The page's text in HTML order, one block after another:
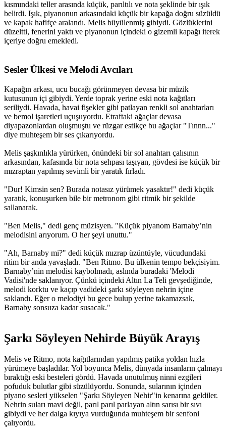
kısmındaki teller arasında küçük, parıltılı ve nota şeklinde bir ışık
belirdi. Işık, piyanonun arkasındaki küçük bir kapağa doğru süzüldü
ve kapak hafifçe aralandı. Melis büyülenmiş gibiydi. Gözlüklerini
düzeltti, fenerini yaktı ve piyanonun içindeki o gizemli kapağı iterek
içeriye doğru emekledi.
Sesler Ülkesi ve Melodi Avcıları​
Kapağın arkası, ucu bucağı görünmeyen devasa bir müzik
kutusunun içi gibiydi. Yerde toprak yerine eski nota kağıtları
seriliydi. Havada, havai fişekler gibi patlayan renkli sol anahtarları
ve bemol işaretleri uçuşuyordu. Etraftaki ağaçlar devasa
diyapazonlardan oluşmuştu ve rüzgar estikçe bu ağaçlar "Tınnn..."
diye muhteşem bir ses çıkarıyordu.
Melis şaşkınlıkla yürürken, önündeki bir sol anahtarı çalısının
arkasından, kafasında bir nota sehpası taşıyan, gövdesi ise küçük bir
mızraptan yapılmış sevimli bir yaratık fırladı.
"Dur! Kimsin sen? Burada notasız yürümek yasaktır!" dedi küçük
yaratık, konuşurken bile bir metronom gibi ritmik bir şekilde
sallanarak.
"Ben Melis," dedi genç müzisyen. "Küçük piyanom Barnaby’nin
melodisini arıyorum. O her şeyi unuttu."
"Ah, Barnaby mi?" dedi küçük mızrap üzüntüyle, vücudundaki
ritim bir anda yavaşladı. "Ben Ritmo. Bu ülkenin tempo bekçisiyim.
Barnaby’nin melodisi kaybolmadı, aslında buradaki 'Melodi
Vadisi'nde saklanıyor. Çünkü içindeki Altın La Teli gevşediğinde,
melodi korktu ve kaçıp vadideki şarkı söyleyen nehrin içine
saklandı. Eğer o melodiyi bu gece bulup yerine takamazsak,
Barnaby sonsuza kadar susacak."
Şarkı Söyleyen Nehirde Büyük Arayış​
Melis ve Ritmo, nota kağıtlarından yapılmış patika yoldan hızla
yürümeye başladılar. Yol boyunca Melis, dünyada insanların çalmayı
bıraktığı eski besteleri gördü. Havada unutulmuş ninni ezgileri
pofuduk bulutlar gibi süzülüyordu. Sonunda, sularının içinden
piyano sesleri yükselen "Şarkı Söyleyen Nehir"in kenarına geldiler.
Nehrin suları mavi değil, parıl parıl parlayan altın sarısı bir sıvı
gibiydi ve her dalga kıyıya vurduğunda muhteşem bir senfoni
çalıyordu.